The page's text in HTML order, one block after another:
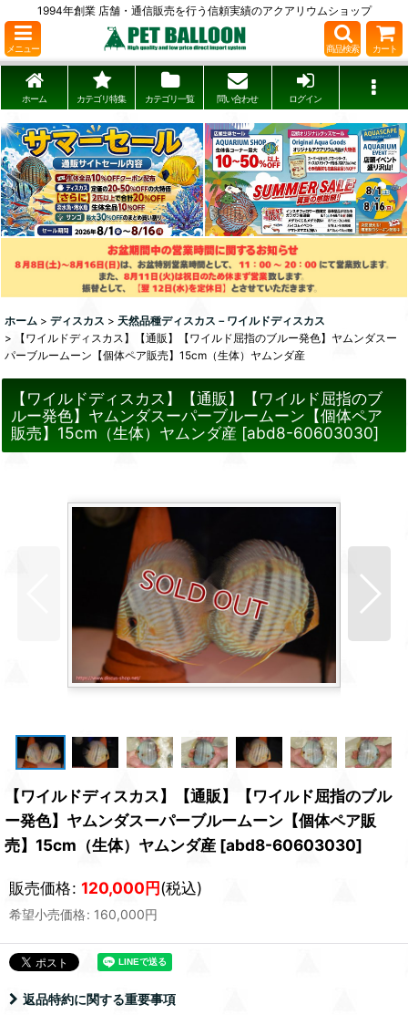
1994年創業 店舗・通信販売を行う信頼実績のアクアリウムショップ
メニュー 商品検索 カート
ホーム カテゴリ特集 カテゴリ一覧 問い合わせ ログイン
ホーム > ディスカス > 天然品種ディスカス－ワイルドディスカス
>
【ワイルドディスカス】【通販】【ワイルド屈指のブルー発色】ヤムンダスー
パーブルームーン【個体ペア販売】15cm（生体）ヤムンダ産
【ワイルドディスカス】【通販】【ワイルド屈指のブ
ルー発色】ヤムンダスーパーブルームーン【個体ペア
販売】15cm（生体）ヤムンダ産 [abd8-60603030]
【ワイルドディスカス】【通販】【ワイルド屈指のブル
ー発色】ヤムンダスーパーブルームーン【個体ペア販
売】15cm（生体）ヤムンダ産 [abd8-60603030]
販売価格: 120,000円(税込)
希望小売価格: 160,000円
返品特約に関する重要事項